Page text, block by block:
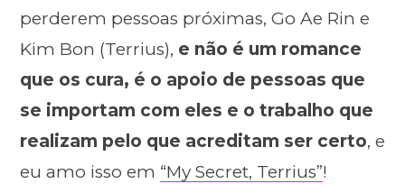
perderem pessoas próximas, Go Ae Rin e
Kim Bon (Terrius), e não é um romance
que os cura, é o apoio de pessoas que
se importam com eles e o trabalho que
realizam pelo que acreditam ser certo, e
eu amo isso em “My Secret, Terrius”!